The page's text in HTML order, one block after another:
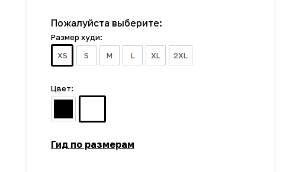
Пожалуйста выберите:
Размер худи:
XS
S M L XL 2XL
Цвет:
Гид по размерам